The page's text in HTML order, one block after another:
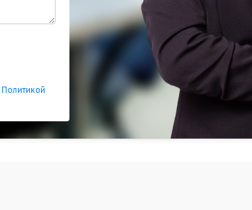
Политикой